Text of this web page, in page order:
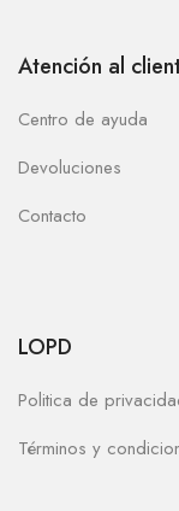
Atención al
Centro de ayuda
Devoluciones
Contacto
LOPD
Politica de
Términos y